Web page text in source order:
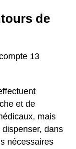
de
13
et de
mais
dans
nécessaires